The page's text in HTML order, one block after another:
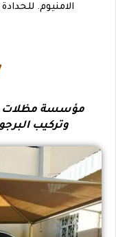
الامنيوم.
مؤسسة مظلات
وتركيب